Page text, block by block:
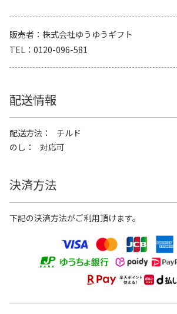
販売者
株式会社ゆうゆうギフト
TEL
0120-096-581
配送情報
配送方法
チルド
のし
対応可
決済方法
下記の決済方法がご利用頂けます。